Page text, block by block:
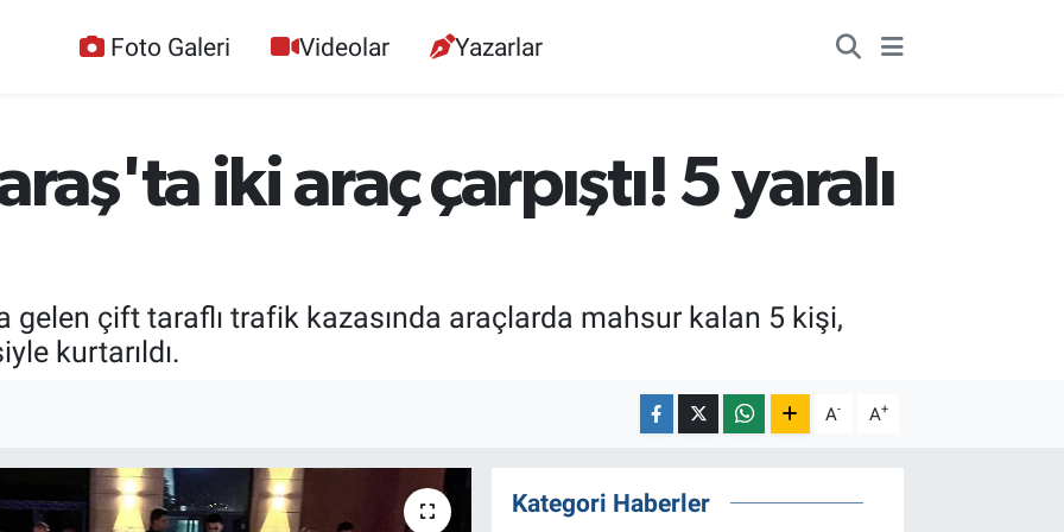
Foto Galeri Videolar Yazarlar
iki araç çarpıştı! 5 yaralı
gelen çift taraflı trafik kazasında araçlarda mahsur kalan 5 kişi,
kurtarıldı.
A- A+
Kategori Haberler